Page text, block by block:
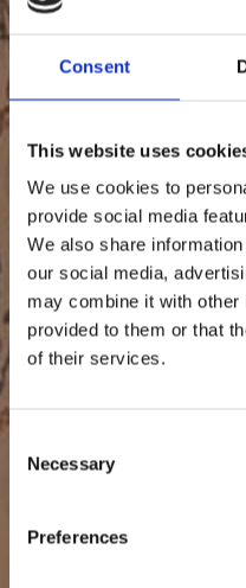
Consent
This website uses
We use cookies to
provide social media
We also share
our social media,
may combine it with other
provided to them or that
of their services.
Necessary
Preferences